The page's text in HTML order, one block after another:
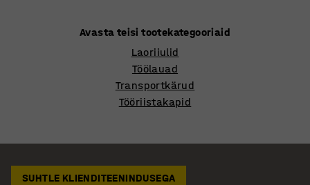
Avasta teisi tootekategooriaid
Laoriiulid
Töölauad
Transportkärud
Tööriistakapid
SUHTLE KLIENDITEENINDUSEGA